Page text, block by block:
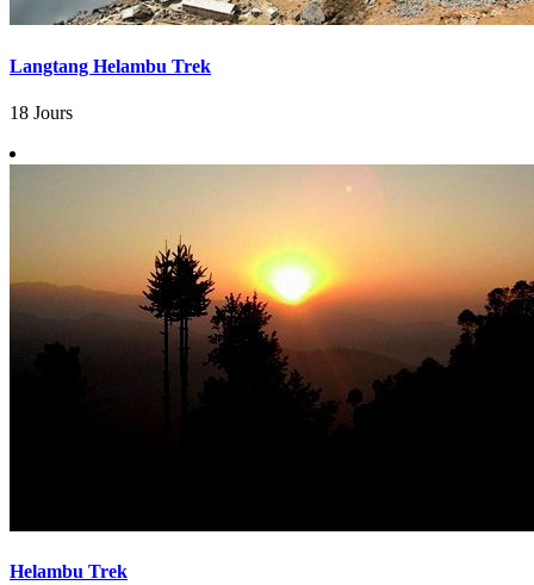
Langtang Helambu Trek
18 Jours
Helambu Trek